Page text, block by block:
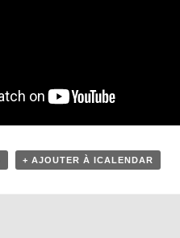
+ AJOUTER À ICALENDAR